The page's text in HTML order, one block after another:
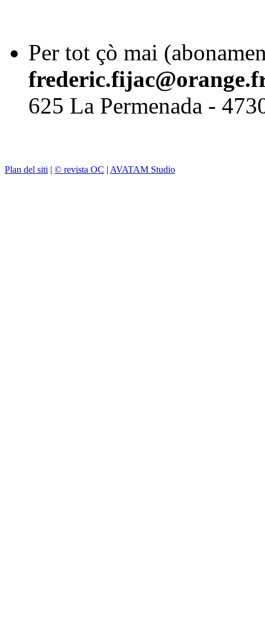
Per tot çò mai
625 La Permenada -
Plan del siti | © revista OC | AVATAM Studio